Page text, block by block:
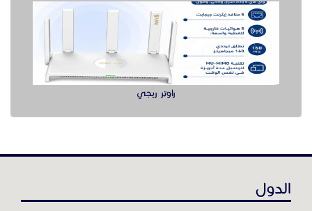
راوتر ريجي
الدول